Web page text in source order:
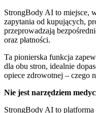
StrongBody AI to miejsce,
zapytania od kupujących,
przeprowadzają
oraz płatności.
Ta pionierska funkcja
dla obu stron, idealnie
opiece zdrowotnej – czego
Nie jest narzędziem
StrongBody AI to platforma